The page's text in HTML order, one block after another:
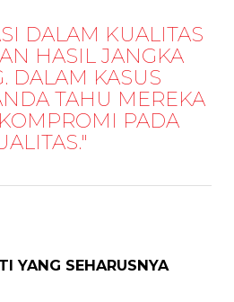
DALAM KUALITAS
HASIL JANGKA
DALAM KASUS
TAHU MEREKA
PADA
YANG SEHARUSNYA